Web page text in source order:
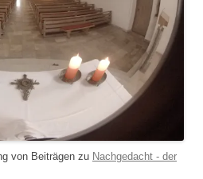
von Beiträgen zu Nachgedacht - der